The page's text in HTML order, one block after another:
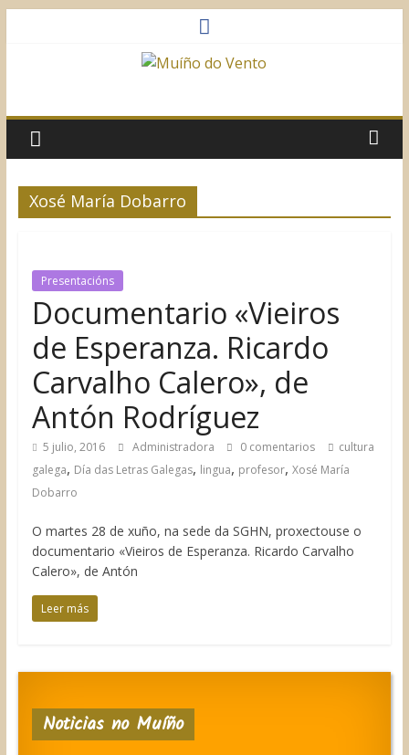
do
Vento
Xosé María Dobarro
Presentacións
Documentario «Vieiros
de Esperanza. Ricardo
Carvalho Calero», de
Antón Rodríguez
5 julio, 2016 Administradora 0 comentarios
cultura
galega, Día das Letras Galegas, lingua, profesor, Xosé María
Dobarro
O martes 28 de xuño, na sede da SGHN, proxectouse o
documentario «Vieiros de Esperanza. Ricardo Carvalho
Calero», de Antón
Leer más
Noticias no Muíño